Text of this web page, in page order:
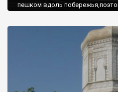
пешком вдоль